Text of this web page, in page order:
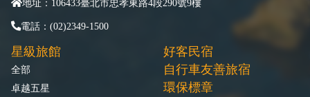
地址：106433臺北市忠孝東路4段290號9樓
電話：(02)2349-1500
星級旅館
全部
卓越五星
好客民宿
自行車友善旅宿
環保標章